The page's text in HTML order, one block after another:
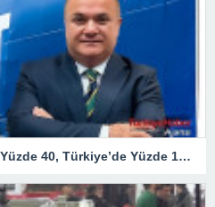
Navlun Fiyatları, Avrupa’da Yüzde 40, Türkiye’de Yüzde 107 Arttı – Ekonomi